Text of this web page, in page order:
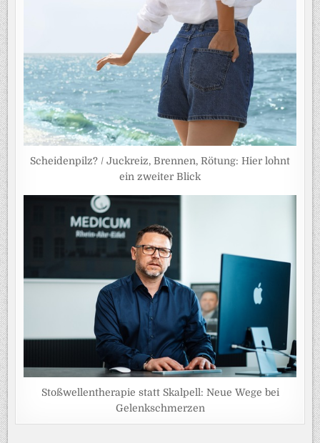
Scheidenpilz? / Juckreiz, Brennen, Rötung: Hier lohnt
ein zweiter Blick
Stoßwellentherapie statt Skalpell: Neue Wege bei
Gelenkschmerzen